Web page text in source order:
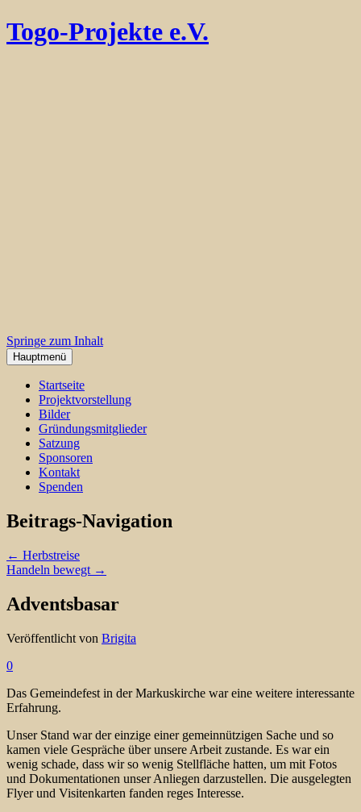
Togo-Projekte e.V.
Springe zum Inhalt
Hauptmenü
Startseite
Projektvorstellung
Bilder
Gründungsmitglieder
Satzung
Sponsoren
Kontakt
Spenden
Beitrags-Navigation
← Herbstreise
Handeln bewegt →
Adventsbasar
Veröffentlicht von Brigita
0
Das Gemeindefest in der Markuskirche war eine weitere interessante
Erfahrung.
Unser Stand war der einzige einer gemeinnützigen Sache und so
kamen viele Gespräche über unsere Arbeit zustande. Es war ein
wenig schade, dass wir so wenig Stellfläche hatten, um mit Fotos
und Dokumentationen unser Anliegen darzustellen. Die ausgelegten
Flyer und Visitenkarten fanden reges Interesse.